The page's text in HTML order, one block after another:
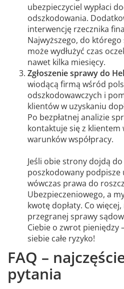
ubezpieczyciel wypłaci
odszkodowania.
interwencję rzecznika
Najwyższego, do którego
może wydłużyć czas
nawet kilka miesięcy.
Zgłoszenie sprawy do
wiodącą firmą wśród
odszkodowawczych i
klientów w uzyskaniu
Po bezpłatnej analizie
kontaktuje się z klientem
warunków współpracy.
Jeśli obie strony dojdą
poszkodowany podpisze
wówczas prawa do
Ubezpieczeniowego, a
kwotę dopłaty. Co
przegranej sprawy
Ciebie o zwrot pieniędzy
siebie całe ryzyko!
FAQ –
pytania